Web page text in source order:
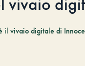
il vivaio digitale di